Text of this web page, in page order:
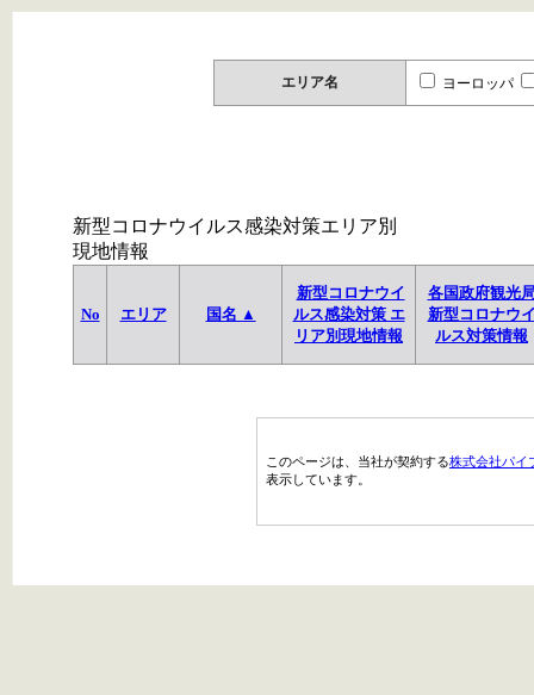
エリア名 ヨーロッパ
新型コロナウイルス感染対策エリア別
現地情報
No エリア 国名 ▲
新型コロナウイ
ルス感染対策 エ
リア別現地情報
各国政府観光
新型コロナウ
ルス対策情報
このページは、当社が契約する株式会社パイ
表示しています。